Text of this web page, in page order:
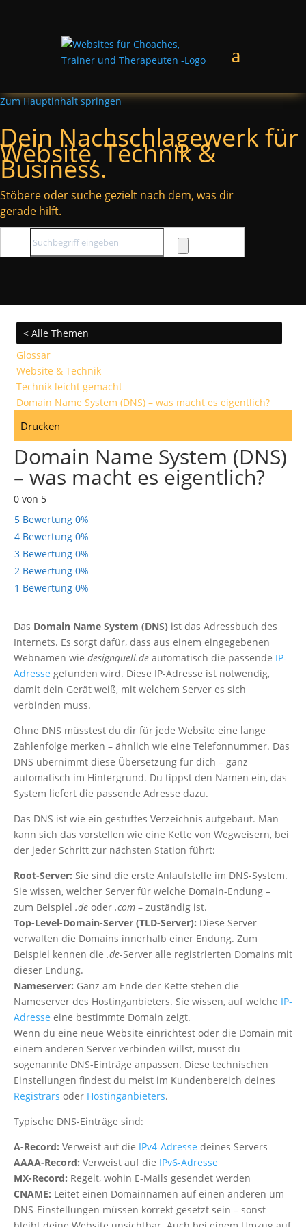
Zum Hauptinhalt springen
Dein Nachschlagewerk für
Website, Technik &
Business.
Stöbere oder suche gezielt nach dem, was dir
gerade hilft.
< Alle Themen
Glossar
Website & Technik
Technik leicht gemacht
Domain Name System (DNS) – was macht es eigentlich?
Drucken
Domain Name System (DNS)
– was macht es eigentlich?
0 von 5
5 Bewertung 0%
4 Bewertung 0%
3 Bewertung 0%
2 Bewertung 0%
1 Bewertung 0%
Das Domain Name System (DNS) ist das Adressbuch des
Internets. Es sorgt dafür, dass aus einem eingegebenen
Webnamen wie designquell.de automatisch die passende IP-
Adresse gefunden wird. Diese IP-Adresse ist notwendig,
damit dein Gerät weiß, mit welchem Server es sich
verbinden muss.
Ohne DNS müsstest du dir für jede Website eine lange
Zahlenfolge merken – ähnlich wie eine Telefonnummer. Das
DNS übernimmt diese Übersetzung für dich – ganz
automatisch im Hintergrund. Du tippst den Namen ein, das
System liefert die passende Adresse dazu.
Das DNS ist wie ein gestuftes Verzeichnis aufgebaut. Man
kann sich das vorstellen wie eine Kette von Wegweisern, bei
der jeder Schritt zur nächsten Station führt:
Root-Server: Sie sind die erste Anlaufstelle im DNS-System.
Sie wissen, welcher Server für welche Domain-Endung –
zum Beispiel .de oder .com – zuständig ist.
Top-Level-Domain-Server (TLD-Server): Diese Server
verwalten die Domains innerhalb einer Endung. Zum
Beispiel kennen die .de-Server alle registrierten Domains mit
dieser Endung.
Nameserver: Ganz am Ende der Kette stehen die
Nameserver des Hostinganbieters. Sie wissen, auf welche IP-
Adresse eine bestimmte Domain zeigt.
Wenn du eine neue Website einrichtest oder die Domain mit
einem anderen Server verbinden willst, musst du
sogenannte DNS-Einträge anpassen. Diese technischen
Einstellungen findest du meist im Kundenbereich deines
Registrars oder Hostinganbieters.
Typische DNS-Einträge sind:
A-Record: Verweist auf die IPv4-Adresse deines Servers
AAAA-Record: Verweist auf die IPv6-Adresse
MX-Record: Regelt, wohin E-Mails gesendet werden
CNAME: Leitet einen Domainnamen auf einen anderen um
DNS-Einstellungen müssen korrekt gesetzt sein – sonst